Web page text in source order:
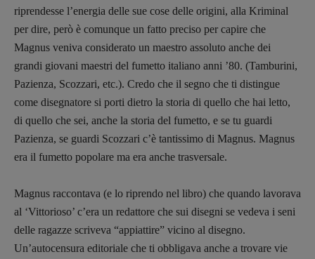
DOSSIER
12 dicembre
Blade Runner 40
Editoria
Intelligenza Artificiale
Maestri sommersi
Pasolini 1922-2022
Scienza
Stranimondi
Tornare a Ballard
Valerio Evangelisti
riprendesse l’energia delle sue cose delle origini, alla Kriminal
per dire, però è comunque un fatto preciso per capire che
Magnus veniva considerato un maestro assoluto anche dei
grandi giovani maestri del fumetto italiano anni ’80. (Tamburini,
Pazienza, Scozzari, etc.). Credo che il segno che ti distingue
come disegnatore si porti dietro la storia di quello che hai letto,
di quello che sei, anche la storia del fumetto, e se tu guardi
Pazienza, se guardi Scozzari c’è tantissimo di Magnus. Magnus
era il fumetto popolare ma era anche trasversale.
Magnus raccontava (e lo riprendo nel libro) che quando lavorava
al ‘Vittorioso’ c’era un redattore che sui disegni se vedeva i seni
delle ragazze scriveva “appiattire” vicino al disegno.
Un’autocensura editoriale che ti obbligava anche a trovare vie